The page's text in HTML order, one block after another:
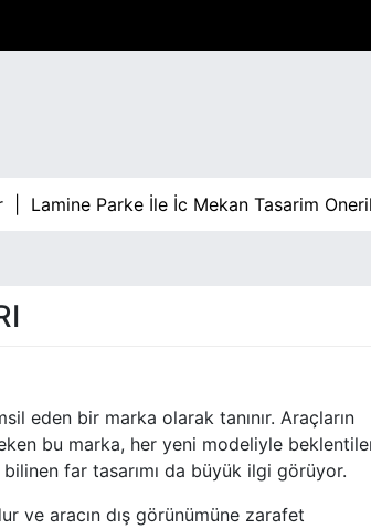
Parke İle İc Mekan Tasarim
eden bir marka olarak tanınır. Araçların
bu marka, her yeni modeliyle
bilinen far tasarımı da büyük ilgi görüyor.
ve aracın dış görünümüne zarafet